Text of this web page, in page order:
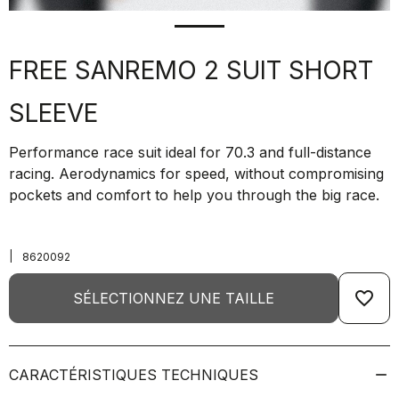
FREE SANREMO 2 SUIT SHORT
SLEEVE
Performance race suit ideal for 70.3 and full-distance
racing. Aerodynamics for speed, without compromising
pockets and comfort to help you through the big race.
8620092
SÉLECTIONNEZ UNE TAILLE favorite_border
CARACTÉRISTIQUES TECHNIQUES